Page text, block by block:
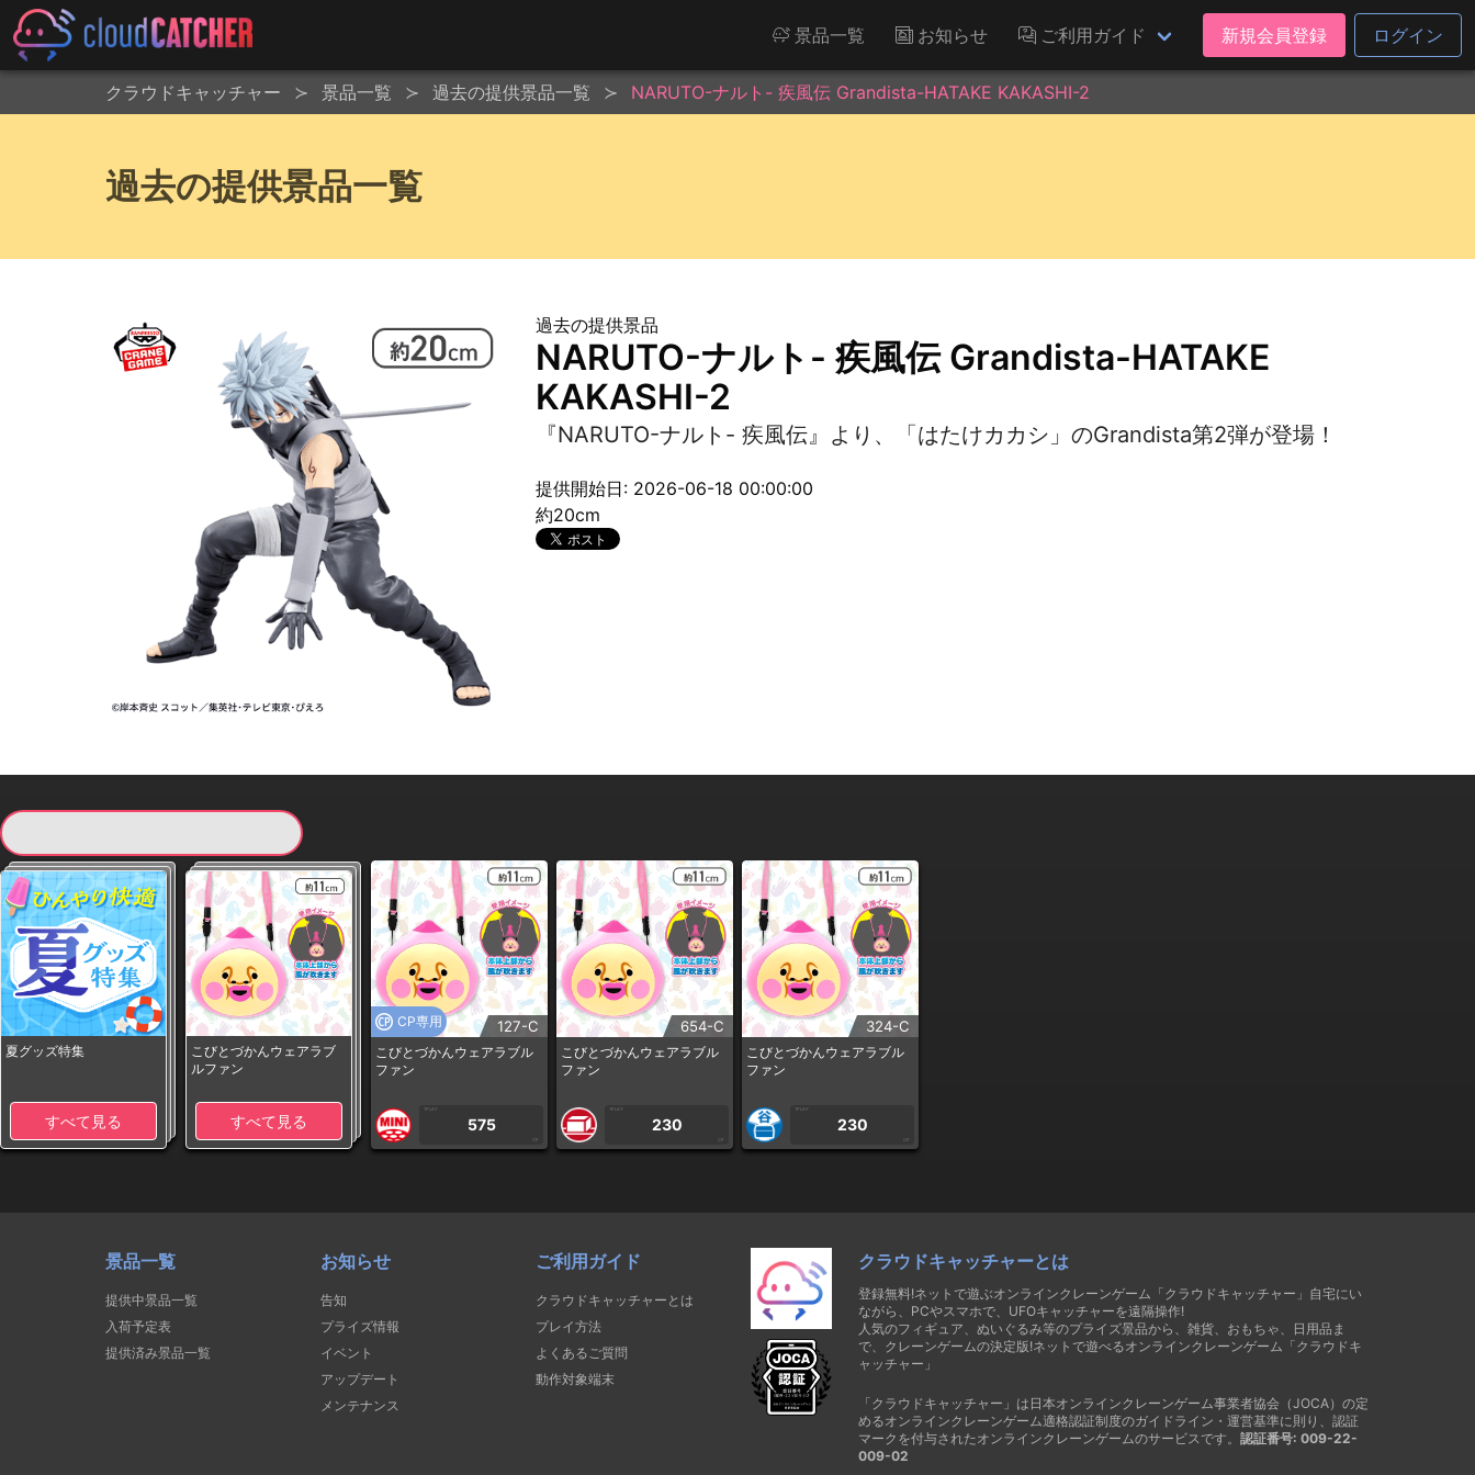
景品一覧 お知らせ ご利用ガイド 新規会員登録 ログイン
クラウドキャッチャー 景品一覧 過去の提供景品一覧 NARUTO-ナルト- 疾風伝 Grandista-HATAKE KAKASHI-2
過去の提供景品一覧
過去の提供景品
NARUTO-ナルト- 疾風伝 Grandista-HATAKE
KAKASHI-2
『NARUTO-ナルト- 疾風伝』より、「はたけカカシ」のGrandista第2弾が登場！
提供開始日: 2026-06-18 00:00:00
約20cm
夏グッズ特集
すべて見る
こびとづかんウェアラブ
ルファン
すべて見る
CP専用 127-C
こびとづかんウェアラブル
ファン
1PLAY
575
CP
654-C
こびとづかんウェアラブル
ファン
1PLAY
230
CP
324-C
こびとづかんウェアラブル
ファン
1PLAY
230
CP
景品一覧
提供中景品一覧
入荷予定表
提供済み景品一覧
お知らせ
告知
プライズ情報
イベント
アップデート
メンテナンス
ご利用ガイド
クラウドキャッチャーとは
プレイ方法
よくあるご質問
動作対象端末
クラウドキャッチャーとは
登録無料!ネットで遊ぶオンラインクレーンゲーム「クラウドキャッチャー」自宅にい
ながら、PCやスマホで、UFOキャッチャーを遠隔操作!
人気のフィギュア、ぬいぐるみ等のプライズ景品から、雑貨、おもちゃ、日用品ま
で、クレーンゲームの決定版!ネットで遊べるオンラインクレーンゲーム「クラウドキ
ャッチャー」
「クラウドキャッチャー」は日本オンラインクレーンゲーム事業者協会（JOCA）の定
めるオンラインクレーンゲーム適格認証制度のガイドライン・運営基準に則り、認証
マークを付与されたオンラインクレーンゲームのサービスです。 認証番号: 009-22-
009-02